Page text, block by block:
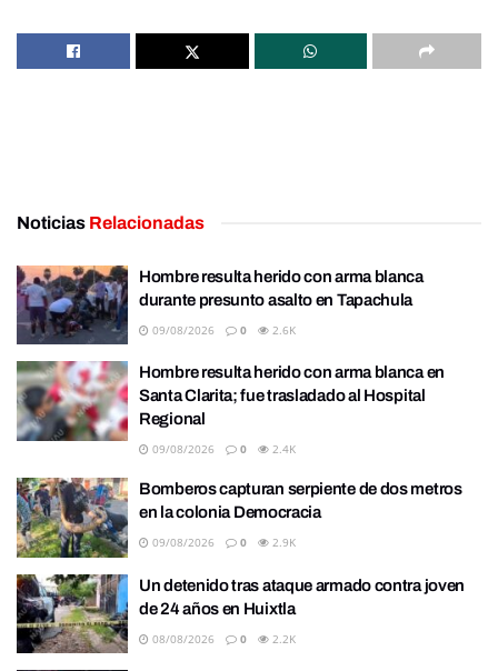
Noticias Relacionadas
Hombre resulta herido con arma blanca
durante presunto asalto en Tapachula
09/08/2026 0 2.6K
Hombre resulta herido con arma blanca en
Santa Clarita; fue trasladado al Hospital
Regional
09/08/2026 0 2.4K
Bomberos capturan serpiente de dos metros
en la colonia Democracia
09/08/2026 0 2.9K
Un detenido tras ataque armado contra joven
de 24 años en Huixtla
08/08/2026 0 2.2K